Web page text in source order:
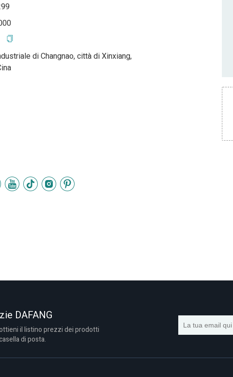
di Changnao, città di Xinxiang,
DAFANG
il listino prezzi dei prodotti
di posta.